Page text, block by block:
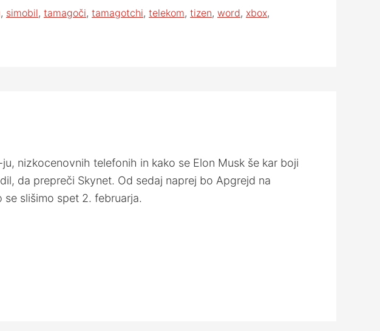
, simobil, tamagoči, tamagotchi, telekom, tizen, word, xbox,
nizkocenovnih telefonih in kako se Elon Musk še kar boji
da prepreči Skynet. Od sedaj naprej bo Apgrejd na
slišimo spet 2. februarja.